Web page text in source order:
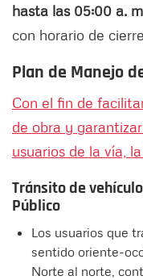
hasta las 05:00 a.
con horario de
Plan de Manejo
Con el fin de
de obra y
usuarios de la vía,
Tránsito de
Público
Los usuarios que
sentido oriente-
Norte al norte,